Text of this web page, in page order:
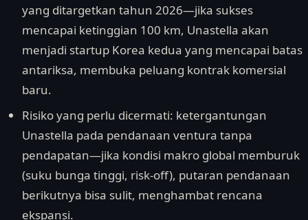
yang ditargetkan tahun 2026—jika sukses
mencapai ketinggian 100 km, Unastella akan
menjadi startup Korea kedua yang mencapai batas
antariksa, membuka peluang kontrak komersial
baru.
Risiko yang perlu dicermati: ketergantungan
Unastella pada pendanaan ventura tanpa
pendapatan—jika kondisi makro global memburuk
(suku bunga tinggi, risk-off), putaran pendanaan
berikutnya bisa sulit, menghambat rencana
ekspansi.